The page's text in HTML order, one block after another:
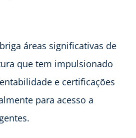
áreas significativas de
que tem impulsionado
e certificações
para acesso a